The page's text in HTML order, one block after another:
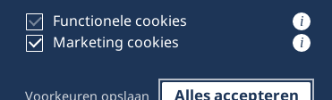
Functionele cookies
i
Marketing cookies i